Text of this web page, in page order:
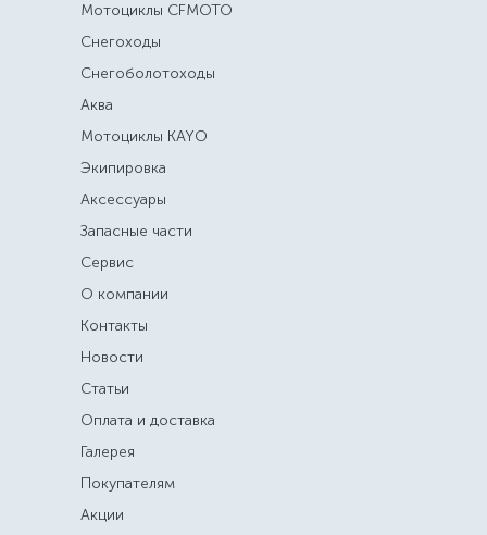
Мотоциклы CFMOTO
Снегоходы
Снегоболотоходы
Аква
Мотоциклы KAYO
Экипировка
Аксессуары
Запасные части
Сервис
О компании
Контакты
Новости
Статьи
Оплата и доставка
Галерея
Покупателям
Акции